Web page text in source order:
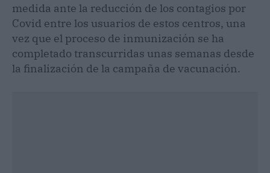
medida ante la reducción de los contagios por
Covid entre los usuarios de estos centros, una
vez que el proceso de inmunización se ha
completado transcurridas unas semanas desde
la finalización de la campaña de vacunación.